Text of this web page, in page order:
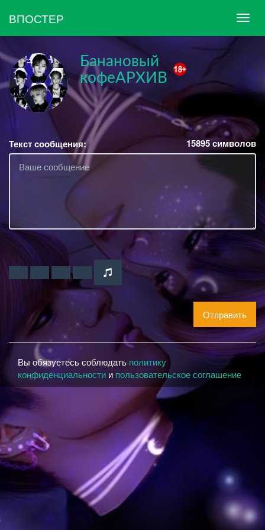
ВПОСТЕР
Банановый
кофеАРХИВ
Текст сообщения: 15895символов
Отправить
Вы обязуетесь соблюдать политику
конфиденциальности и пользовательское соглашение